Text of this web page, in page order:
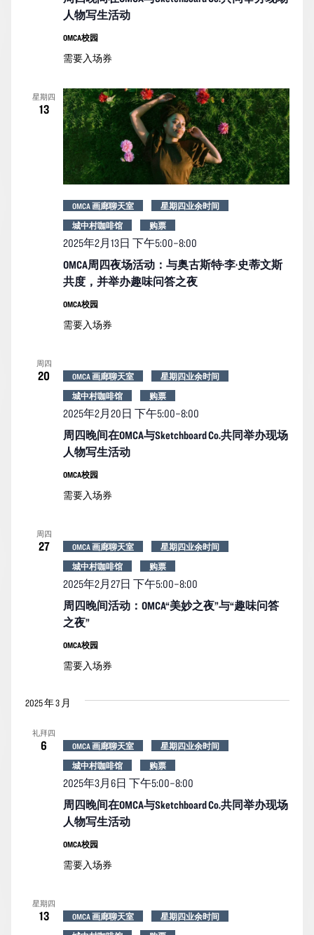
人物写生活动
OMCA校园
需要入场券
星期四
13
OMCA周四夜场活动：与奥古斯特·李·史蒂文斯
共度，并举办趣味问答之夜
2025年2月13日 下午5:00–8:00
OMCA 画廊聊天室
星期四业余时间
城中村咖啡馆
购票
OMCA校园
需要入场券
周四
20
周四晚间在OMCA与Sketchboard Co.共同举办现场
人物写生活动
2025年2月20日 下午5:00–8:00
OMCA 画廊聊天室
星期四业余时间
城中村咖啡馆
购票
OMCA校园
需要入场券
周四
27
周四晚间活动：OMCA“美妙之夜”与“趣味问答
之夜”
2025年2月27日 下午5:00–8:00
OMCA 画廊聊天室
星期四业余时间
城中村咖啡馆
购票
OMCA校园
需要入场券
2025 年 3 月
礼拜四
6
周四晚间在OMCA与Sketchboard Co.共同举办现场
人物写生活动
2025年3月6日 下午5:00–8:00
OMCA 画廊聊天室
星期四业余时间
城中村咖啡馆
购票
OMCA校园
需要入场券
星期四
13 OMCA 画廊聊天室
星期四业余时间